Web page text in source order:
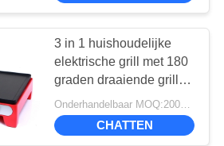
staalmok
7
3 in 1 huishoudelijke
elektrische grill met 180
graden draaiende grill
deksel verstelbare
thermostaat
Onderhandelbaar MOQ:2000 PCS
CHATTEN